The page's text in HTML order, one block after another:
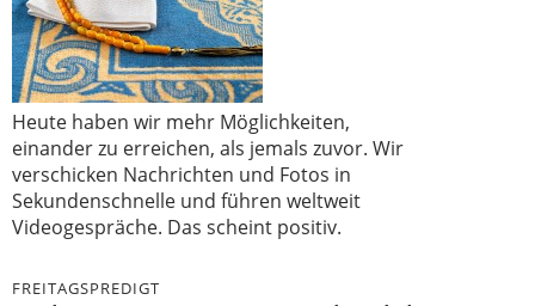
Heute haben wir mehr Möglichkeiten,
einander zu erreichen, als jemals zuvor. Wir
verschicken Nachrichten und Fotos in
Sekundenschnelle und führen weltweit
Videogespräche. Das scheint positiv.
FREITAGSPREDIGT